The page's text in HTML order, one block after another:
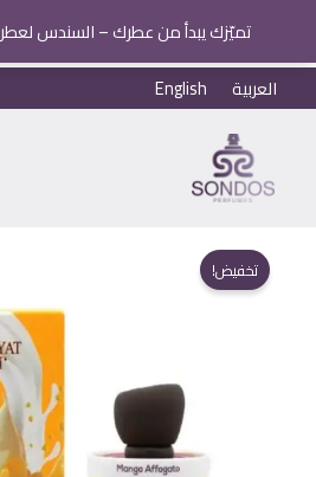
تميّزك يبدأ من عطرك – السندس لعطر
تخطي
إلى
العربية English
تخفيض!
Arabiyat